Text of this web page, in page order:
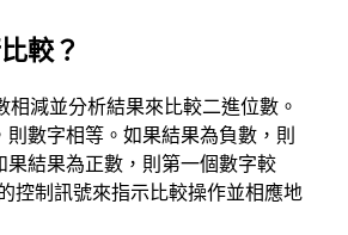
較？
相減並分析結果來比較二進位數。
數字相等。如果結果為負數，則
果結果為正數，則第一個數字較
控制訊號來指示比較操作並相應地